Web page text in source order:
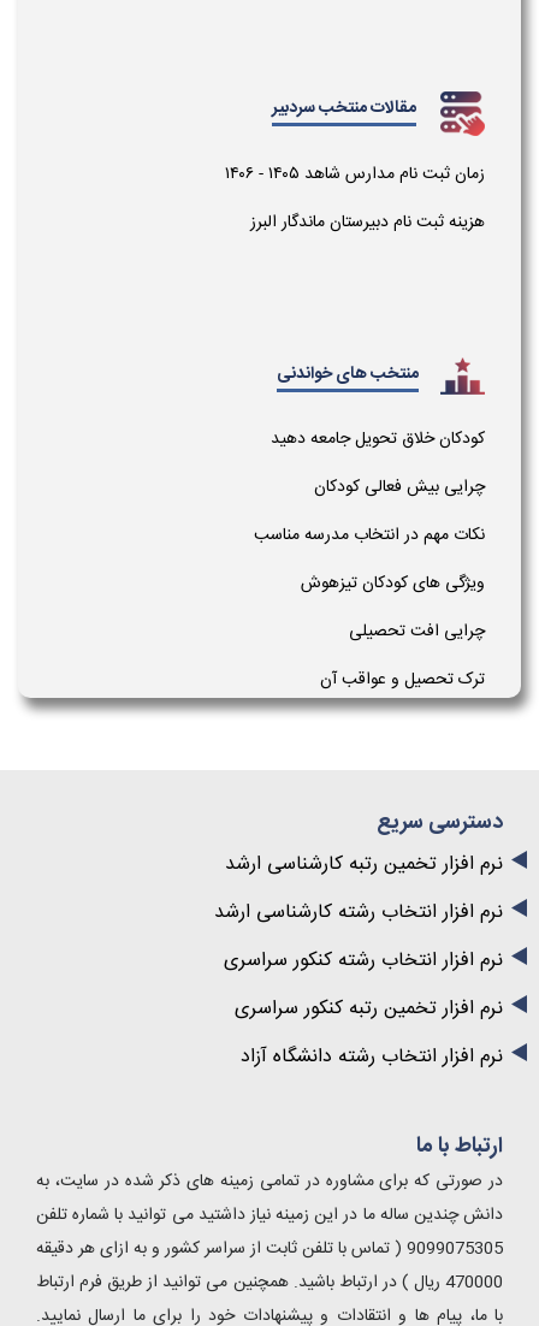
مقالات منتخب سردبیر
زمان ثبت نام مدارس شاهد ۱۴۰۵ - ۱۴۰۶
هزینه ثبت نام دبیرستان ماندگار البرز
منتخب های خواندنی
کودکان خلاق تحویل جامعه دهید
چرایی بیش فعالی کودکان
نکات مهم در انتخاب مدرسه مناسب
ویژگی های کودکان تیزهوش
چرایی افت تحصیلی
ترک تحصیل و عواقب آن
دسترسی سریع
نرم افزار تخمین رتبه کارشناسی ارشد
نرم افزار انتخاب رشته کارشناسی ارشد
نرم افزار انتخاب رشته کنکور سراسری
نرم افزار تخمین رتبه کنکور سراسری
نرم افزار انتخاب رشته دانشگاه آزاد
ارتباط با ما
در صورتی که برای مشاوره در تمامی زمینه های ذکر شده در سایت، به
دانش چندین ساله ما در این زمینه نیاز داشتید می توانید با شماره تلفن
9099075305 ( تماس با تلفن ثابت از سراسر کشور و به ازای هر دقیقه
470000 ریال ) در ارتباط باشید. همچنین می توانید از طریق فرم ارتباط
با ما، پیام ها و انتقادات و پیشنهادات خود را برای ما ارسال نمایید.